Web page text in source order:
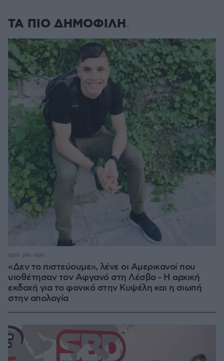
ΤΑ ΠΙΟ ΔΗΜΟΦΙΛΗ
«Δεν το πιστεύουμε», λένε οι Αμερικανοί που
υιοθέτησαν τον Αφγανό στη Λέσβο - Η αρχική
εκδοχή για το φονικό στην Κυψέλη και η σιωπή
στην απολογία
πριν μία ώρα